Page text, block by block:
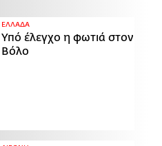
ΕΛΛΑΔΑ
Υπό έλεγχο η φωτιά στον
Βόλο